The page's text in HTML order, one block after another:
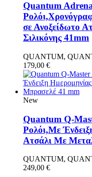
Quantum
σε Ανοξείδωτο
Σιλικόνης 41mm
QUANTUM,
179,00 €
New
Quantum Q-
Ρολόι,Με
Ατσάλι Με
QUANTUM,
249,00 €